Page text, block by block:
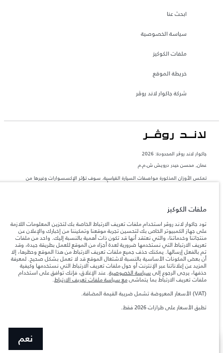
ابحث عنا
سياسة الخصوصية
ملفات الكوكيز
خريطة الموقع
شركة جاكوار لاند روڤر
جاكوار لاند روڨر المحدودة: 2026
عمان, محسن حيدر درويش ش.م.م
تعكس الأوزان المذكورة مواصفات السيارة القياسية. سوف تؤثر الإكسسوارات وغيرها من
العناصر المثبتة بعد نقطة التصنيع في الحمولة. تأكد من عدم تجاوز الوزن الإجمالي للسيارة
المعلومات والمواصفات والأسعار والألوان المذكورة على هذا الموقع قد تختلف من بلد إلى
آخر، كما أنّها قد تتغير بدون إشعار مسبق. الرجاء التواصل مع وكيلنا المحلي للتأكد من توفّرها
والتحقق من الأسعار.
ملاحظة مهمة حول الصور والمواصفات.إن النقص العالمي في أشباه الموصلات يؤثر حاليًا
في مواصفات تصميم السيارات وتوفر الخيارات وتوقيتات التصاميم. هذا ظرف ديناميكي
للغاية، ونتيجة لذلك، قد لا تمثّل الصور المستخدَمة ضمن موقع الويب حاليًا المواصفات الحالية
بالكامل بالنسبة إلى الميزات والخيارات والحلية ومجموعات الألوان. يرجى استشارة وكيلك الذي
سيتمكّن من تأكيد أي تقييدات حالية معك للسماح لك باتخاذ قرار مدروس
الأرقام المقدمة هي نتيجة لاختبارات المصنع الرسمية وفقاً لتشريعات الاتحاد الأوروبي. قد
الأرقام بغرض المقارنة فحسب.
الأسعار المعروضة تشمل ضريبة القيمة المضافة (VAT).
الأسعار تنطبق فقط على الطرازات المصنعة في عام 2026.‎‎‎
ملفات الكوكيز
تود جاكوار لاند روڤر استخدام ملفات تعريف الارتباط الخاصة بك لتخزين المعلومات اللازمة
على جهاز الكمبيوتر الخاص بك لتحسين تجربة موقعنا وتمكيننا من إخبارك والإعلان عن
منتجاتنا وخدماتنا، والتي نعتقد أنها قد تكون ذات أهمية بالنسبة إليك. واحد من ملفات
تعريف الارتباط التي نستخدمها ضرورية لعدة أجزاء من الموقع للعمل بطريقة جيدة، وقد
تم بالفعل إرسالها. يمكنك حذف جميع ملفات تعريف الارتباط من هذا الموقع وحظرها، إلا
أن بعض المكونات الأساسية بالنسبة لاشتغال الموقع قد لا تعمل بشكل صحيح. لمعرفة
المزيد عن إعلاناتنا عبر الإنترنت أو حول ملفات تعريف الارتباط التي نستخدمها وكيفية
حذفها، يرجى الرجوع إلى سياسة الخصوصية. عند الإغلاق، فإنك توافق على استخدام
ملفات تعريف الارتباط بما يتماشىمع سياسة ملفات تعريف الارتباط.
(VAT) الأسعار المعروضة تشمل ضريبة القيمة المضافة.
تطبق الأسعار على طرازات 2026 فقط.
نعم